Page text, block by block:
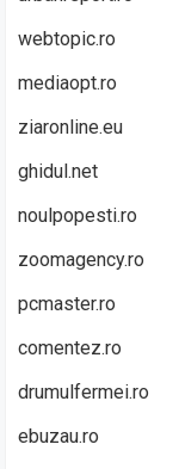
webtopic.ro
mediaopt.ro
ziaronline.eu
ghidul.net
noulpopesti.ro
zoomagency.ro
pcmaster.ro
comentez.ro
drumulfermei.ro
ebuzau.ro